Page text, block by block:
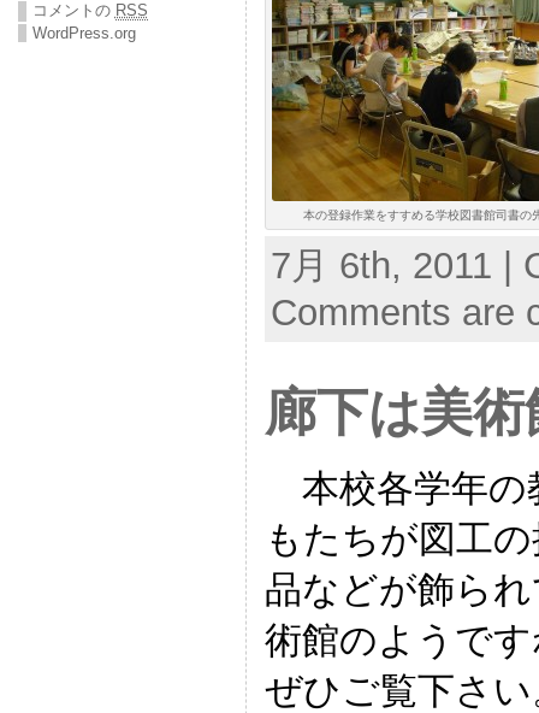
コメントの RSS
WordPress.org
本の登録作業をすすめる学校図書館司書の
7月 6th, 2011 |
Comments are
廊下は美術
本校各学年の
もたちが図工
品などが飾ら
術館のようで
ぜひご覧下さ